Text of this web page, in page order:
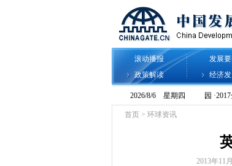
滚动播报 发展
政策解读
经济
首页 > 环球资讯
2013年11